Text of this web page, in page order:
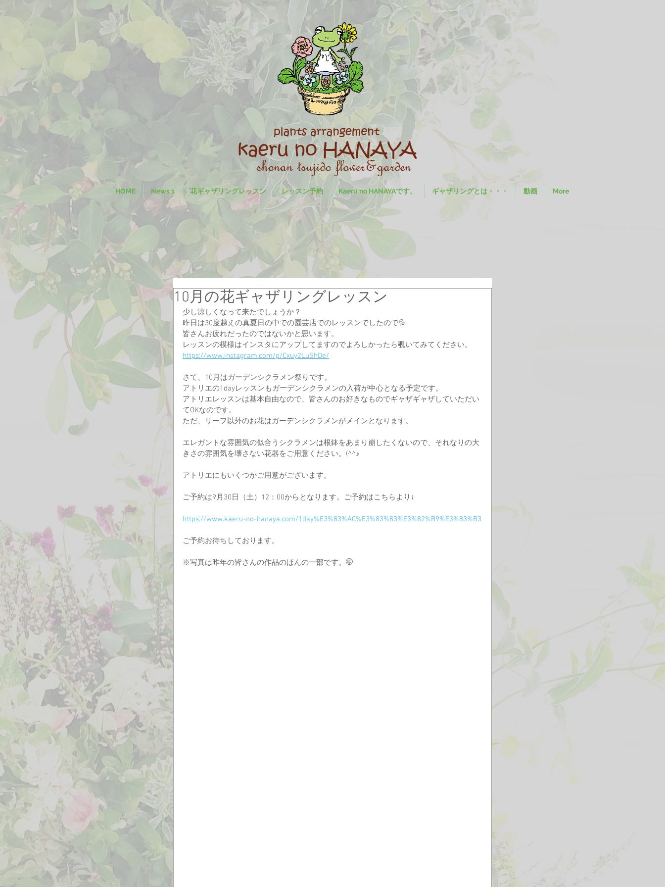
HOME News 1 花ギャザリングレッスン レッスン予約 Kaeru no HANAYAです。 ギャザリングとは・・・ 動画 More
10月の花ギャザリングレッスン
少し涼しくなって来たでしょうか？
昨日は30度越えの真夏日の中での園芸店でのレッスンでしたので💦
皆さんお疲れだったのではないかと思います。
レッスンの模様はインスタにアップしてますのでよろしかったら覗いてみてください。
https://www.instagram.com/p/Cxuy2LuShDe/
さて、10月はガーデンシクラメン祭りです。
アトリエの1dayレッスンもガーデンシクラメンの入荷が中心となる予定です。
アトリエレッスンは基本自由なので、皆さんのお好きなものでギャザギャザしていただい
てOKなのです。
ただ、リーフ以外のお花はガーデンシクラメンがメインとなります。
エレガントな雰囲気の似合うシクラメンは根鉢をあまり崩したくないので、それなりの大
きさの雰囲気を壊さない花器をご用意ください。(^^♪
アトリエにもいくつかご用意がございます。
ご予約は9月30日（土）12：00からとなります。ご予約はこちらより↓
https://www.kaeru-no-hanaya.com/1day%E3%83%AC%E3%83%83%E3%82%B9%E3%83%B3
ご予約お待ちしております。
※写真は昨年の皆さんの作品のほんの一部です。🤭